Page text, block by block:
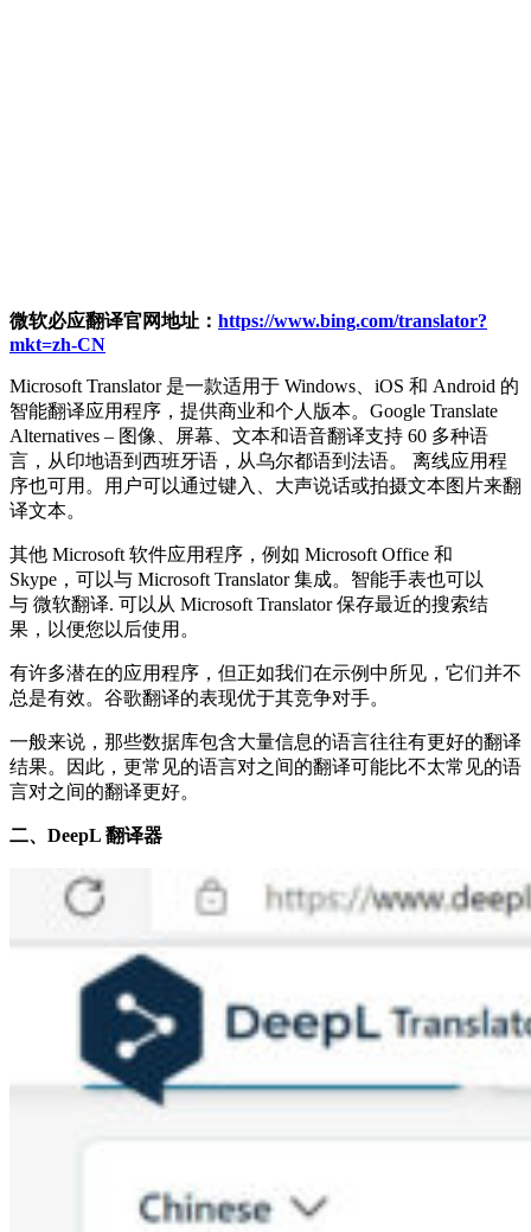
微软必应翻译官网地址： https://www.bing.com/translator?
mkt=zh-CN
Microsoft Translator 是一款适用于 Windows、iOS 和 Android 的
智能翻译应用程序，提供商业和个人版本。Google Translate
Alternatives – 图像、屏幕、文本和语音翻译支持 60 多种语
言，从印地语到西班牙语，从乌尔都语到法语。 离线应用程
序也可用。用户可以通过键入、大声说话或拍摄文本图片来翻
译文本。
其他 Microsoft 软件应用程序，例如 Microsoft Office 和
Skype，可以与 Microsoft Translator 集成。智能手表也可以
与 微软翻译. 可以从 Microsoft Translator 保存最近的搜索结
果，以便您以后使用。
有许多潜在的应用程序，但正如我们在示例中所见，它们并不
总是有效。谷歌翻译的表现优于其竞争对手。
一般来说，那些数据库包含大量信息的语言往往有更好的翻译
结果。因此，更常见的语言对之间的翻译可能比不太常见的语
言对之间的翻译更好。
二、DeepL 翻译器